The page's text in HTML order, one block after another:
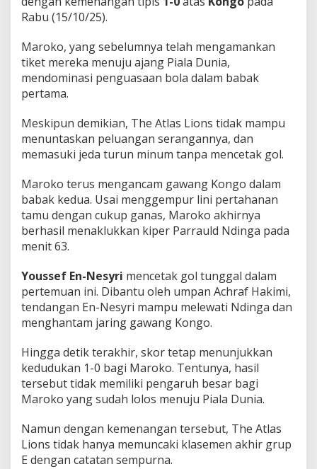
y
!
Rabu (15/10/25).
Maroko, yang sebelumnya telah mengamankan
tiket mereka menuju ajang Piala Dunia,
mendominasi penguasaan bola dalam babak
pertama.
Meskipun demikian, The Atlas Lions tidak mampu
menuntaskan peluangan serangannya, dan
memasuki jeda turun minum tanpa mencetak gol.
Maroko terus mengancam gawang Kongo dalam
babak kedua. Usai menggempur lini pertahanan
tamu dengan cukup ganas, Maroko akhirnya
berhasil menaklukkan kiper Parrauld Ndinga pada
menit 63.
Youssef En-Nesyri mencetak gol tunggal dalam
pertemuan ini. Dibantu oleh umpan Achraf Hakimi,
tendangan En-Nesyri mampu melewati Ndinga dan
menghantam jaring gawang Kongo.
Hingga detik terakhir, skor tetap menunjukkan
kedudukan 1-0 bagi Maroko. Tentunya, hasil
tersebut tidak memiliki pengaruh besar bagi
Maroko yang sudah lolos menuju Piala Dunia.
Namun dengan kemenangan tersebut, The Atlas
Lions tidak hanya memuncaki klasemen akhir grup
E dengan catatan sempurna.